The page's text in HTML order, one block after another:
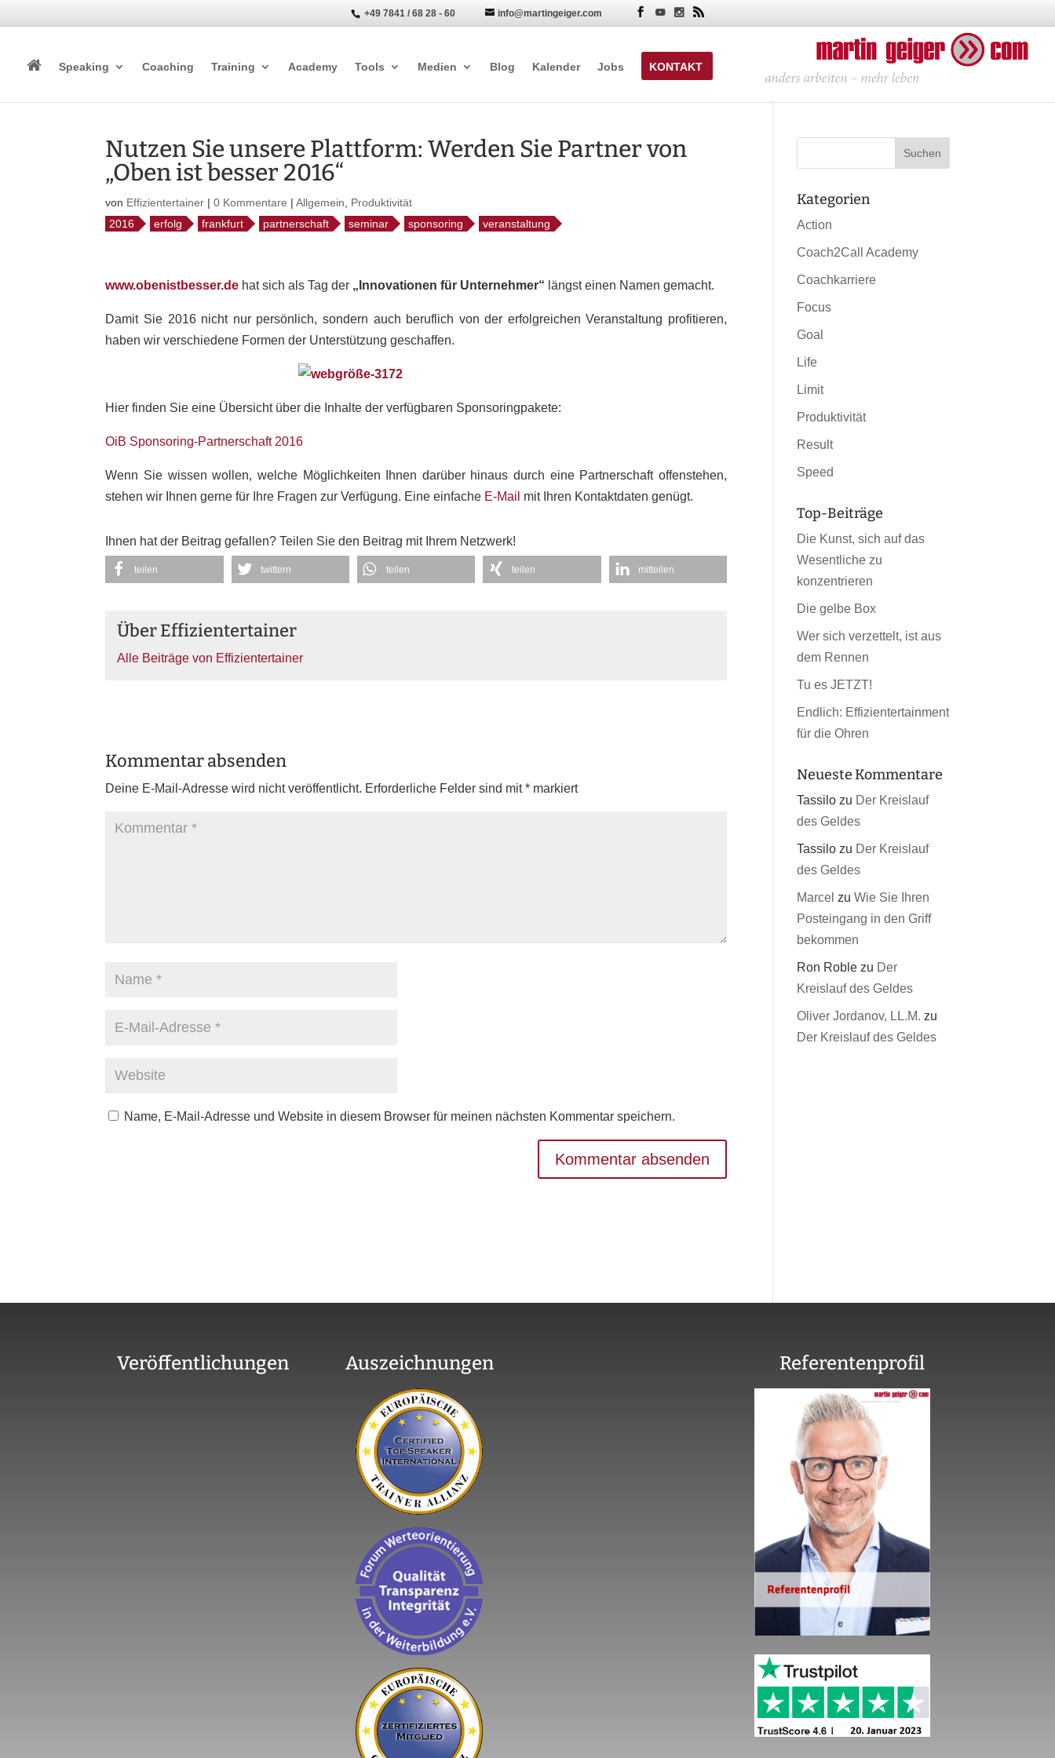
+49 7841 / 68 28 - 60 info@martingeiger.com  
Speaking Coaching Training Academy Tools Medien Blog Kalender Jobs KONTAKT
Nutzen Sie unsere Plattform: Werden Sie Partner von
„Oben ist besser 2016“
von Effizientertainer |0 Kommentare |Allgemein
Produktivität
2016
erfolg frankfurt partnerschaft seminar sponsoring veranstaltung
www.obenistbesser.de hat sich als Tag der „Innovationen für Unternehmer“ längst einen Namen gemacht.
Damit Sie 2016 nicht nur persönlich, sondern auch beruflich von der erfolgreichen Veranstaltung profitieren,
haben wir verschiedene Formen der Unterstützung geschaffen.
Hier finden Sie eine Übersicht über die Inhalte der verfügbaren Sponsoringpakete:
OiB Sponsoring-Partnerschaft 2016
Wenn Sie wissen wollen, welche Möglichkeiten Ihnen darüber hinaus durch eine Partnerschaft offenstehen,
stehen wir Ihnen gerne für Ihre Fragen zur Verfügung. Eine einfache E-Mail mit Ihren Kontaktdaten genügt.
Ihnen hat der Beitrag gefallen? Teilen Sie den Beitrag mit Ihrem Netzwerk!
teilen twittern teilen teilen mitteilen
Über Effizientertainer
Alle Beiträge von Effizientertainer
Kommentar absenden
Deine E-Mail-Adresse wird nicht veröffentlicht. Erforderliche Felder sind mit* markiert
Name, E-Mail-Adresse und Website in diesem Browser für meinen nächsten Kommentar speichern.
Kategorien
Action
Coach2Call Academy
Coachkarriere
Focus
Goal
Life
Limit
Produktivität
Result
Speed
Top-Beiträge
Die Kunst, sich auf das
Wesentliche zu
konzentrieren
Die gelbe Box
Wer sich verzettelt, ist aus
dem Rennen
Tu es JETZT!
Endlich: Effizientertainment
für die Ohren
Neueste Kommentare
Tassilo zu Der Kreislauf
des Geldes
Tassilo zu Der Kreislauf
des Geldes
Marcel zuWie Sie Ihren
Posteingang in den Griff
bekommen
Ron Roble zu Der
Kreislauf des Geldes
Oliver Jordanov, LL.M. zu
Der Kreislauf des Geldes
Veröffentlichungen Auszeichnungen Referentenprofil